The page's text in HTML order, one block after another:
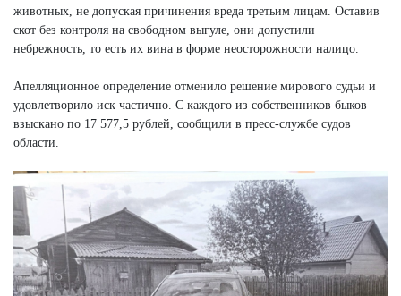
животных, не допуская причинения вреда третьим лицам. Оставив
скот без контроля на свободном выгуле, они допустили
небрежность, то есть их вина в форме неосторожности налицо.
Апелляционное определение отменило решение мирового судьи и
удовлетворило иск частично. С каждого из собственников быков
взыскано по 17 577,5 рублей, сообщили в пресс-службе судов
области.